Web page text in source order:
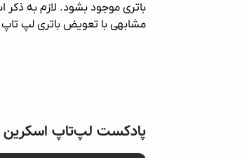
باتری موجود بشود. لازم به ذکر
مشابهی با تعویض باتری لپ تاپ
پادکست لپ‌تاپ اسکرین